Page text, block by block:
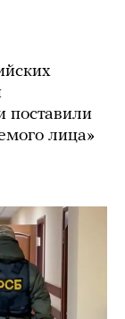
поставили
лица»